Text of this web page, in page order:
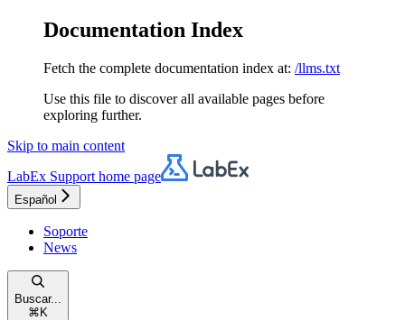
Documentation Index
Fetch the complete documentation index at: /llms.txt
Use this file to discover all available pages before
exploring further.
Skip to main content
LabEx Support home page
Español
Soporte
News
Buscar...
⌘ K